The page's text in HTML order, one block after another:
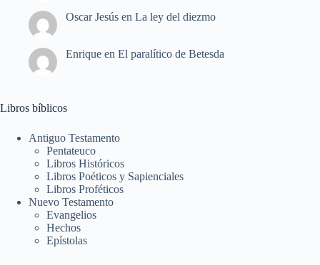
Oscar Jesús en La ley del diezmo
Enrique en El paralítico de Betesda
Libros bíblicos
Antiguo Testamento
Pentateuco
Libros Históricos
Libros Poéticos y Sapienciales
Libros Proféticos
Nuevo Testamento
Evangelios
Hechos
Epístolas